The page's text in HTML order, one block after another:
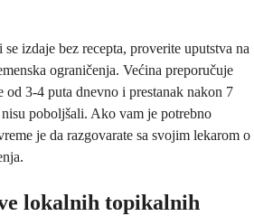
izdaje bez recepta, proverite uputstva na
ograničenja. Većina preporučuje
od 3-4 puta dnevno i prestanak nakon 7
poboljšali. Ako vam je potrebno
je da razgovarate sa svojim lekarom o
lokalnih topikalnih